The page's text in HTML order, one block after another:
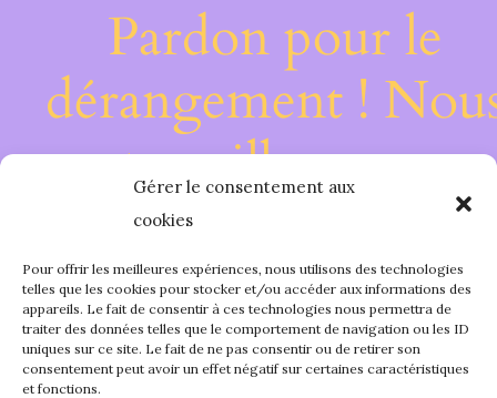
Gérer le consentement aux
cookies
Pour offrir les meilleures expériences, nous utilisons des technologies
telles que les cookies pour stocker et/ou accéder aux informations des
appareils. Le fait de consentir à ces technologies nous permettra de
traiter des données telles que le comportement de navigation ou les ID
uniques sur ce site. Le fait de ne pas consentir ou de retirer son
consentement peut avoir un effet négatif sur certaines caractéristiques
et fonctions.
Pardon pour le
dérangement !
travaillons sur
quelque chose de
fantastique –
bientôt !